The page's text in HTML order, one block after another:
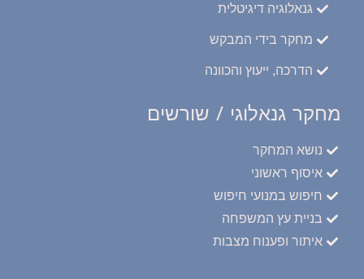
גנאלוגיה דיגיטלית
מחקר בידי המבקש
הדרכה, ייעוץ והכוונה
מחקר גנאלוגי / שורשים
נושא המחקר
איסוף ראשוני
חיפוש במנועי חיפוש
בניית עץ המשפחה
איתור ופענוח מצבות